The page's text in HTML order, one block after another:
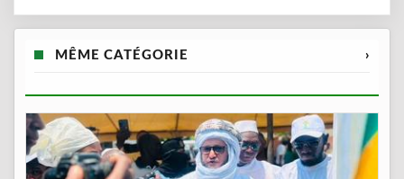
MÊME CATÉGORIE ›